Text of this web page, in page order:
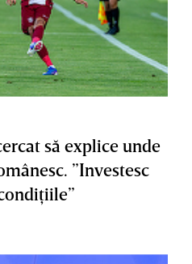
să explice unde
”Investesc